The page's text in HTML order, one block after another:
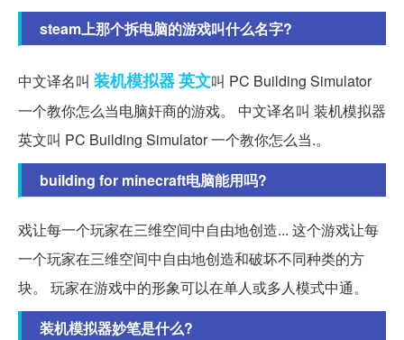
steam上那个拆电脑的游戏叫什么名字?
中文译名叫 装机模拟器英文叫 PC Building Simulator
一个教你怎么当电脑奸商的游戏。 中文译名叫 装机模拟器
英文叫 PC Building Simulator 一个教你怎么当.。
building for minecraft电脑能用吗?
戏让每一个玩家在三维空间中自由地创造... 这个游戏让每
一个玩家在三维空间中自由地创造和破坏不同种类的方
块。 玩家在游戏中的形象可以在单人或多人模式中通。
装机模拟器妙笔是什么?